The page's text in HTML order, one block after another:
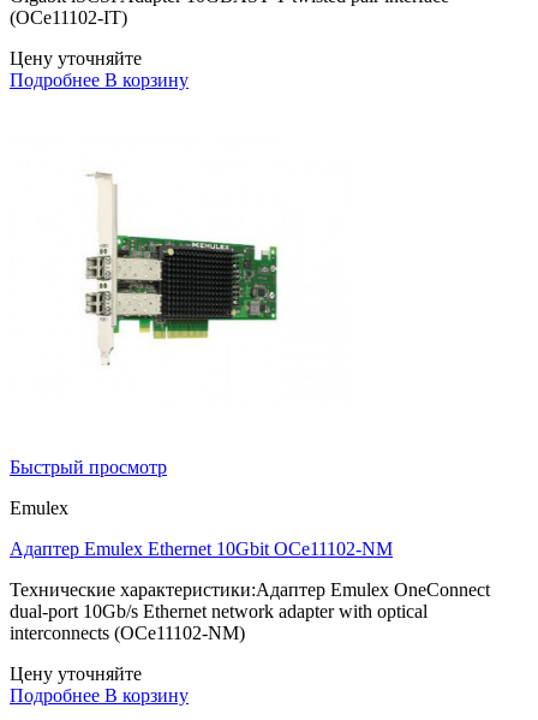
(OCe11102-IT)
Цену уточняйте
Подробнее В корзину
Быстрый просмотр
Emulex
Адаптер Emulex Ethernet 10Gbit OCe11102-NM
Технические характеристики:Адаптер Emulex OneConnect
dual-port 10Gb/s Ethernet network adapter with optical
interconnects (OCe11102-NM)
Цену уточняйте
Подробнее В корзину